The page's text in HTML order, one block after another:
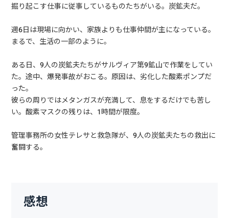
掘り起こす仕事に従事しているものたちがいる。炭鉱夫だ。
週6日は現場に向かい、家族よりも仕事仲間が主になっている。
まるで、生活の一部のように。
ある日、9人の炭鉱夫たちがサルヴィア第9鉱山で作業をしてい
た。途中、爆発事故がおこる。原因は、劣化した酸素ポンプだ
った。
彼らの周りではメタンガスが充満して、息をするだけでも苦し
い。酸素マスクの残りは、1時間が限度。
管理事務所の女性テレサと救急隊が、9人の炭鉱夫たちの救出に
奮闘する。
感想